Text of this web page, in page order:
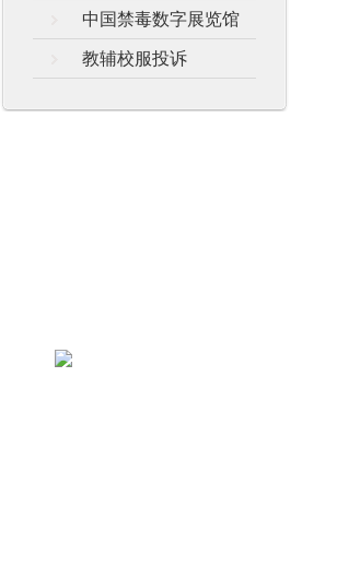
中国禁毒数字展览馆
教辅校服投诉